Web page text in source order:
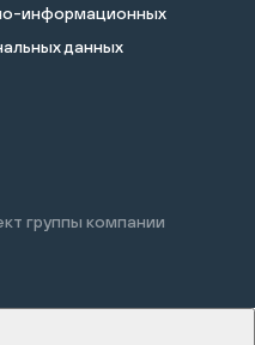
информационных
данных
группы компании